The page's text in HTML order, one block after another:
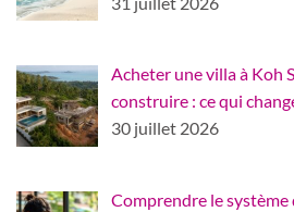
Acheter une villa à Koh
construire : ce qui
30 juillet 2026
Comprendre le système